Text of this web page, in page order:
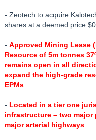
- Zeotech to acquire
shares at a deemed price
- Approved Mining Lease
Resource of 5m tonnes
remains open in all
expand the high-grade
EPMs
- Located in a tier one
infrastructure – two
major arterial highways